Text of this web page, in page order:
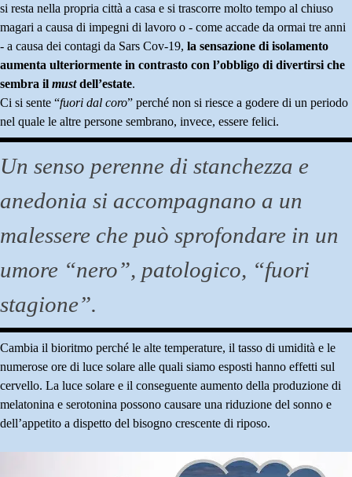
si resta nella propria città a casa e si trascorre molto tempo al chiuso
magari a causa di impegni di lavoro o - come accade da ormai tre anni
- a causa dei contagi da Sars Cov-19, la sensazione di isolamento
aumenta ulteriormente in contrasto con l’obbligo di divertirsi che
sembra il mustdell’estate.
Ci si sente “fuori dal coro” perché non si riesce a godere di un periodo
nel quale le altre persone sembrano, invece, essere felici.
Un senso perenne di stanchezza e
anedonia si accompagnano a un
malessere che può sprofondare in un
umore “nero”, patologico, “fuori
stagione”.
Cambia il bioritmo perché le alte temperature, il tasso di umidità e le
numerose ore di luce solare alle quali siamo esposti hanno effetti sul
cervello. La luce solare e il conseguente aumento della produzione di
melatonina e serotonina possono causare una riduzione del sonno e
dell’appetito a dispetto del bisogno crescente di riposo.